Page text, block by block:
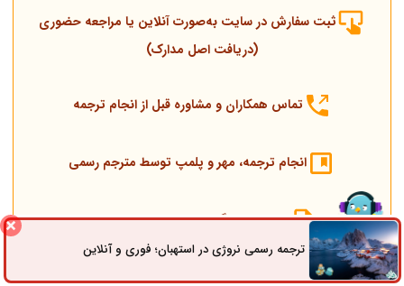
ثبت سفارش در سایت به‌صورت آنلاین یا مراجعه حضوری
(دریافت اصل مدارک)
تماس همکاران و مشاوره قبل از انجام ترجمه
انجام ترجمه، مهر و پلمپ توسط مترجم رسمی
ارسال به دادگستری و وزارت امور خارجه
ارسال به کنسولگری ترکیه
ترجمه رسمی نروژی در استهبان؛ فوری و آنلاینثبت سفارش راه های ارتباطی